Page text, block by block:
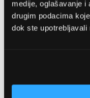
medije, oglašavanje i
drugim podacima
dok ste upotrebljavali